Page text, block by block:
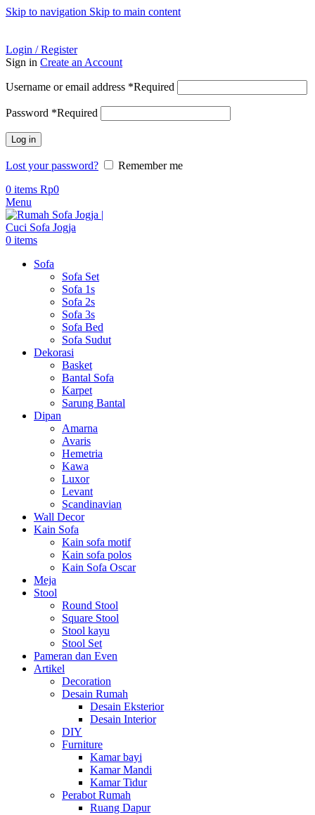
Skip to navigation Skip to main content
Login / Register
Sign in Create an Account
Username or email address *Required
Password *Required
Log in
Lost your password?
Remember me
0 items Rp0
Menu
0 items
Sofa
Sofa Set
Sofa 1s
Sofa 2s
Sofa 3s
Sofa Bed
Sofa Sudut
Dekorasi
Basket
Bantal Sofa
Karpet
Sarung Bantal
Dipan
Amarna
Avaris
Hemetria
Kawa
Luxor
Levant
Scandinavian
Wall Decor
Kain Sofa
Kain sofa motif
Kain sofa polos
Kain Sofa Oscar
Meja
Stool
Round Stool
Square Stool
Stool kayu
Stool Set
Pameran dan Even
Artikel
Decoration
Desain Rumah
Desain Eksterior
Desain Interior
DIY
Furniture
Kamar bayi
Kamar Mandi
Kamar Tidur
Perabot Rumah
Ruang Dapur